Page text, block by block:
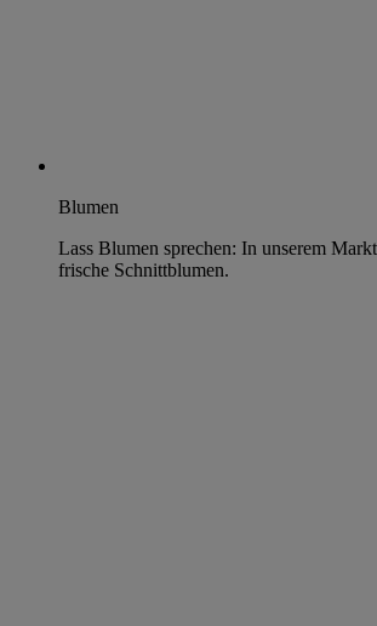
Blumen
Lass Blumen sprechen: In unserem
frische Schnittblumen.